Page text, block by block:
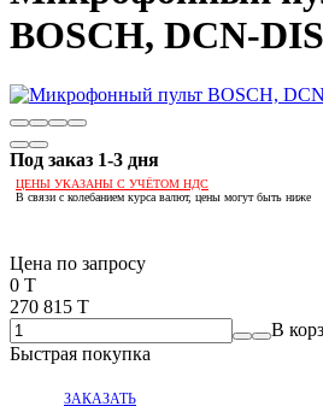
BOSCH, DCN-
Под заказ 1-3 дня
ЦЕНЫ УКАЗАНЫ С УЧЁТОМ НДС
В связи с колебанием курса валют, цены могут быть ниже
Цена по запросу
0 T
270 815 T
В
Быстрая покупка
ЗАКАЗАТЬ